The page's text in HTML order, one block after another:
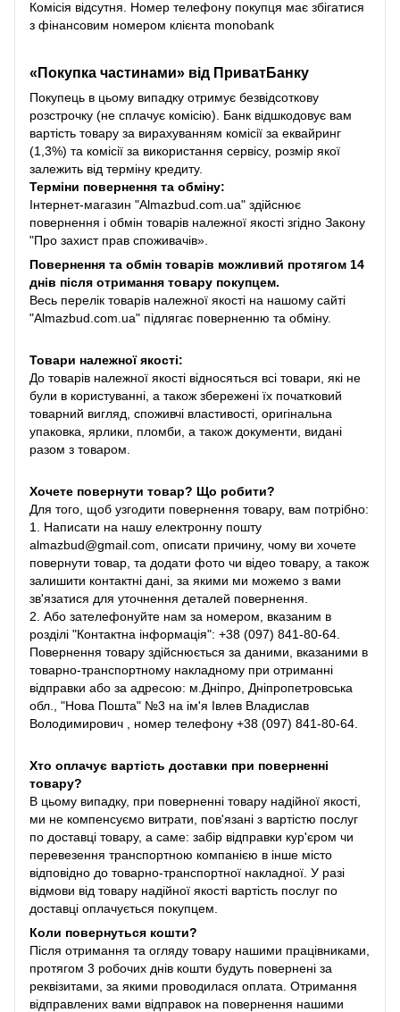
Комісія відсутня. Номер телефону покупця має збігатися
з фінансовим номером клієнта monobank
«Покупка частинами» від ПриватБанку
Покупець в цьому випадку отримує безвідсоткову
розстрочку (не сплачує комісію). Банк відшкодовує вам
вартість товару за вирахуванням комісії за еквайринг
(1,3%) та комісії за використання сервісу, розмір якої
залежить від терміну кредиту.
Терміни повернення та обміну:
Інтернет-магазин "Almazbud.com.ua" здійснює
повернення і обмін товарів належної якості згідно Закону
"Про захист прав споживачів».
Повернення та обмін товарів можливий протягом 14
днів після отримання товару покупцем.
Весь перелік товарів належної якості на нашому сайті
"Almazbud.com.ua" підлягає поверненню та обміну.
Товари належної якості:
До товарів належної якості відносяться всі товари, які не
були в користуванні, а також збережені їх початковий
товарний вигляд, споживчі властивості, оригінальна
упаковка, ярлики, пломби, а також документи, видані
разом з товаром.
Хочете повернути товар? Що робити?
Для того, щоб узгодити повернення товару, вам потрібно:
1. Написати на нашу електронну пошту
almazbud@gmail.com, описати причину, чому ви хочете
повернути товар, та додати фото чи відео товару, а також
залишити контактні дані, за якими ми можемо з вами
зв'язатися для уточнення деталей повернення.
2. Або зателефонуйте нам за номером, вказаним в
розділі "Контактна інформація": +38 (097) 841-80-64.
Повернення товару здійснюється за даними, вказаними в
товарно-транспортному накладному при отриманні
відправки або за адресою: м.Дніпро, Дніпропетровська
обл., "Нова Пошта" №3 на ім'я Івлев Владислав
Володимирович , номер телефону +38 (097) 841-80-64.
Хто оплачує вартість доставки при поверненні
товару?
В цьому випадку, при поверненні товару надійної якості,
ми не компенсуємо витрати, пов'язані з вартістю послуг
по доставці товару, а саме: забір відправки кур'єром чи
перевезення транспортною компанією в інше місто
відповідно до товарно-транспортної накладної. У разі
відмови від товару надійної якості вартість послуг по
доставці оплачується покупцем.
Коли повернуться кошти?
Після отримання та огляду товару нашими працівниками,
протягом 3 робочих днів кошти будуть повернені за
реквізитами, за якими проводилася оплата. Отримання
відправлених вами відправок на повернення нашими